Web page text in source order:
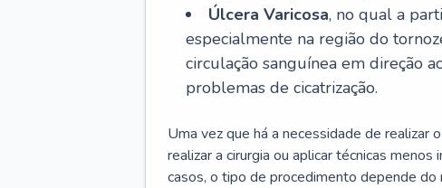
Úlcera Varicosa, no qual a
especialmente na região do
circulação sanguínea em direção
problemas de cicatrização.
Uma vez que há a necessidade de realizar
realizar a cirurgia ou aplicar técnicas
casos, o tipo de procedimento depende